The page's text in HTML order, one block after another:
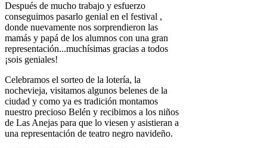
Después de mucho trabajo y esfuerzo
conseguimos pasarlo genial en el festival ,
donde nuevamente nos sorprendieron las
mamás y papá de los alumnos con una gran
representación...muchísimas gracias a todos
¡sois geniales!
Celebramos el sorteo de la lotería, la
nochevieja, visitamos algunos belenes de la
ciudad y como ya es tradición montamos
nuestro precioso Belén y recibimos a los niños
de Las Anejas para que lo viesen y asistieran a
una representación de teatro negro navideño.